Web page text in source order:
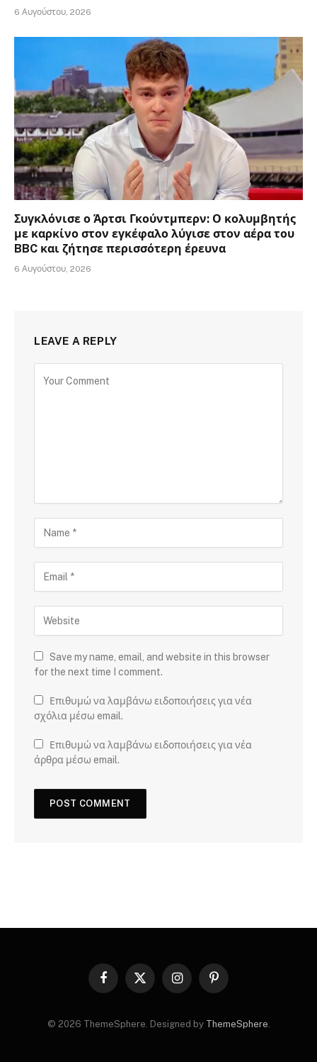
6 Αυγούστου, 2026
Συγκλόνισε ο Άρτσι Γκούντμπερν: Ο κολυμβητής
με καρκίνο στον εγκέφαλο λύγισε στον αέρα του
BBC και ζήτησε περισσότερη έρευνα
6 Αυγούστου, 2026
LEAVE A REPLY
Save my name, email, and website in this browser
for the next time I comment.
Επιθυμώ να λαμβάνω ειδοποιήσεις για νέα
σχόλια μέσω email.
Επιθυμώ να λαμβάνω ειδοποιήσεις για νέα
άρθρα μέσω email.
Facebook
X
InstagramPinterest
© 2026 ThemeSphere. Designed by ThemeSphere